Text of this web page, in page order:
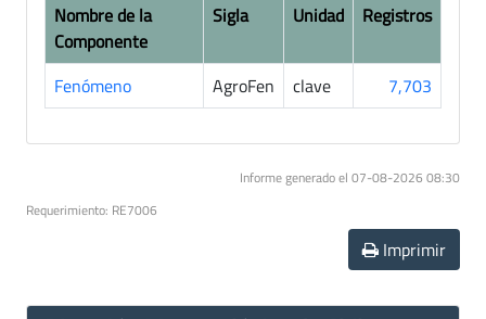
Nombre de la
Componente
Sigla Unidad Registros
Fenómeno AgroFen clave 7,703
Informe generado el 07-08-2026 08:30
Requerimiento: RE7006
Imprimir